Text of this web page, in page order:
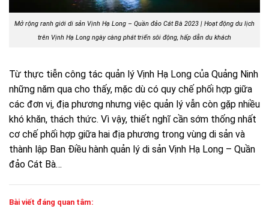
Mở rộng ranh giới di sản Vịnh Hạ Long – Quần đảo Cát Bà 2023 | Hoạt động du lịch
trên Vịnh Hạ Long ngày càng phát triển sôi động, hấp dẫn du khách
Từ thực tiễn công tác quản lý Vịnh Hạ Long của Quảng Ninh
những năm qua cho thấy, mặc dù có quy chế phối hợp giữa
các đơn vị, địa phương nhưng việc quản lý vẫn còn gặp nhiều
khó khăn, thách thức. Vì vậy, thiết nghĩ cần sớm thống nhất
cơ chế phối hợp giữa hai địa phương trong vùng di sản và
thành lập Ban Điều hành quản lý di sản Vịnh Hạ Long – Quần
đảo Cát Bà…
Bài viết đáng quan tâm: